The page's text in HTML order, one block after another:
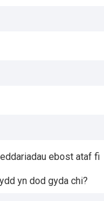
ebost ataf fi
yn dod gyda chi?